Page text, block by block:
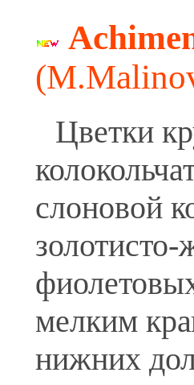
Цветки
слоновой
мелким
нижних